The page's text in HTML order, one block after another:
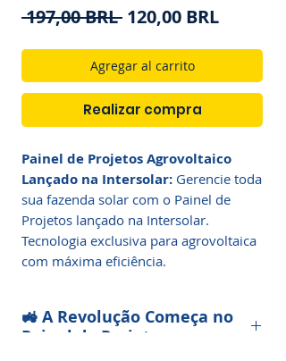
197,00 BRL Precio
120,00 BRLPrecio
oferta
Agregar al carrito
Realizar compra
Painel de Projetos Agrovoltaico
Lançado na Intersolar: Gerencie toda
sua fazenda solar com o Painel de
Projetos lançado na Intersolar.
Tecnologia exclusiva para agrovoltaica
com máxima eficiência.
🚜 A Revolução Começa no
Painel de Projetos